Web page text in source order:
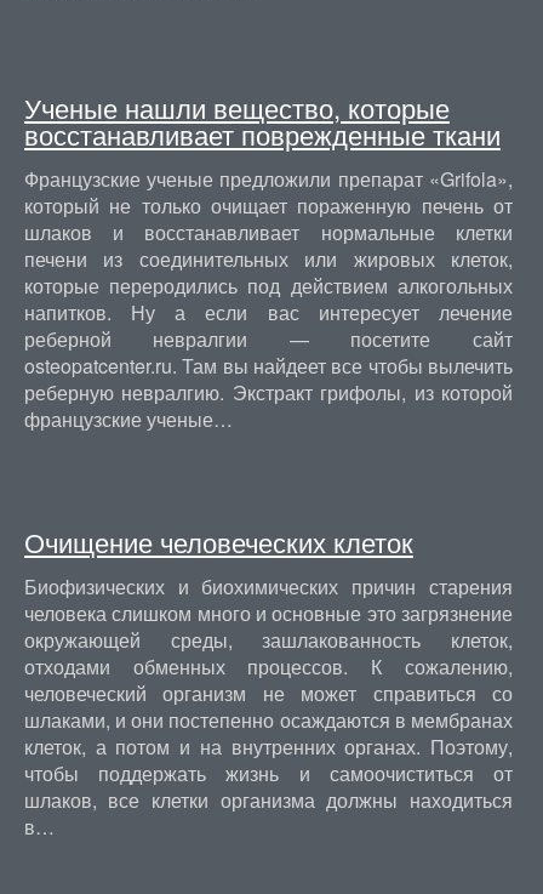
Ученые нашли вещество, которые
восстанавливает поврежденные ткани
Французские ученые предложили препарат «Grifola»,
который не только очищает пораженную печень от
шлаков и восстанавливает нормальные клетки
печени из соединительных или жировых клеток,
которые переродились под действием алкогольных
напитков. Ну а если вас интересует лечение
реберной невралгии — посетите сайт
osteopatcenter.ru. Там вы найдеет все чтобы вылечить
реберную невралгию. Экстракт грифолы, из которой
французские ученые…
Очищение человеческих клеток
Биофизических и биохимических причин старения
человека слишком много и основные это загрязнение
окружающей среды, зашлакованность клеток,
отходами обменных процессов. К сожалению,
человеческий организм не может справиться со
шлаками, и они постепенно осаждаются в мембранах
клеток, а потом и на внутренних органах. Поэтому,
чтобы поддержать жизнь и самоочиститься от
шлаков, все клетки организма должны находиться
в…